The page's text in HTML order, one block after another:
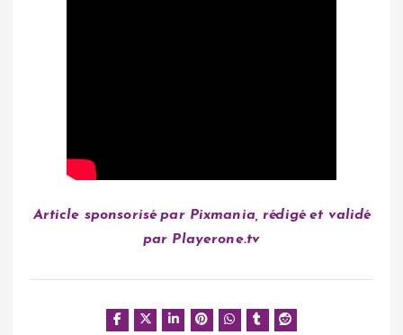
Article sponsorisé par Pixmania, rédigé et validé
par Playerone.tv